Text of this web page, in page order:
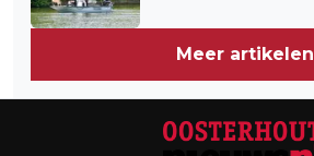
Meer artikelen